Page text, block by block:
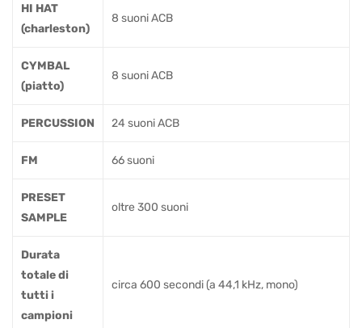
HI HAT
(charleston)
8 suoni ACB
CYMBAL
(piatto)
8 suoni ACB
PERCUSSION 24 suoni ACB
FM 66 suoni
PRESET
SAMPLE
oltre 300 suoni
Durata
totale di
tutti i
campioni
circa 600 secondi (a 44,1 kHz, mono)